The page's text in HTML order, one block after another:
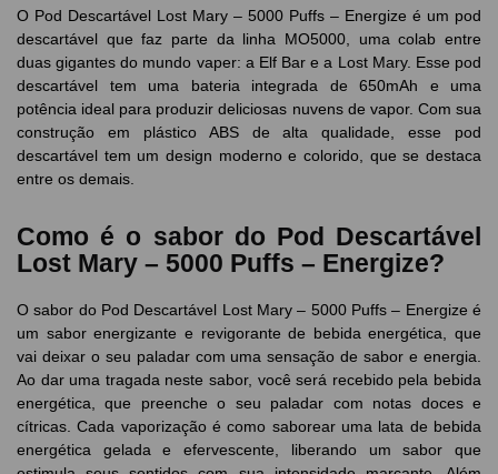
O Pod Descartável Lost Mary – 5000 Puffs – Energize é um pod
descartável que faz parte da linha MO5000, uma colab entre
duas gigantes do mundo vaper: a Elf Bar e a Lost Mary. Esse pod
descartável tem uma bateria integrada de 650mAh e uma
potência ideal para produzir deliciosas nuvens de vapor. Com sua
construção em plástico ABS de alta qualidade, esse pod
descartável tem um design moderno e colorido, que se destaca
entre os demais.
Como é o sabor do Pod Descartável
Lost Mary – 5000 Puffs – Energize?
O sabor do Pod Descartável Lost Mary – 5000 Puffs – Energize é
um sabor energizante e revigorante de bebida energética, que
vai deixar o seu paladar com uma sensação de sabor e energia.
Ao dar uma tragada neste sabor, você será recebido pela bebida
energética, que preenche o seu paladar com notas doces e
cítricas. Cada vaporização é como saborear uma lata de bebida
energética gelada e efervescente, liberando um sabor que